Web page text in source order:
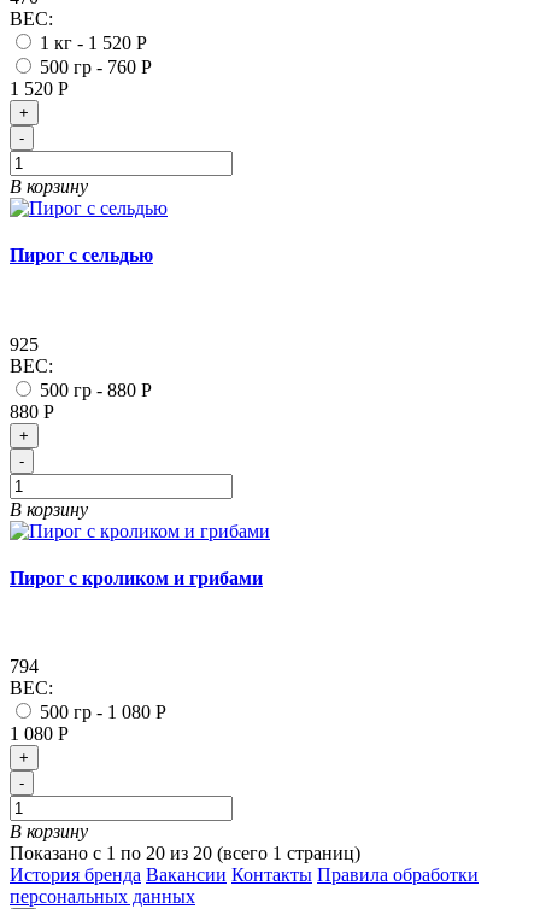
ВЕС:
1 кг - 1 520 Р
500 гр - 760 Р
1 520 Р
+
-
В корзину
Пирог с сельдью
925
ВЕС:
500 гр - 880 Р
880 Р
+
-
В корзину
Пирог с кроликом и грибами
794
ВЕС:
500 гр - 1 080 Р
1 080 Р
+
-
В корзину
Показано с 1 по 20 из 20 (всего 1 страниц)
История бренда Вакансии Контакты Правила обработки
персональных данных